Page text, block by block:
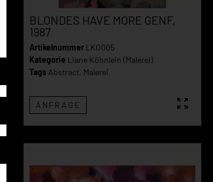
BLONDES HAVE MORE GENF,
1987
Artikelnummer LKO005
Kategorie Liane Köhnlein (Malerei)
Tags Abstract, Malerei
ANFRAGE